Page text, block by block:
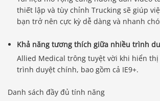
thiết lập và tùy chỉnh Trucking sẽ giúp
bạn trở nên cực kỳ dễ dàng và nhanh
Khả năng tương thích giữa nhiều trình
Allied Medical trông tuyệt vời khi hiển thị
trình duyệt chính, bao gồm cả IE9+.
Danh sách đầy đủ tính năng